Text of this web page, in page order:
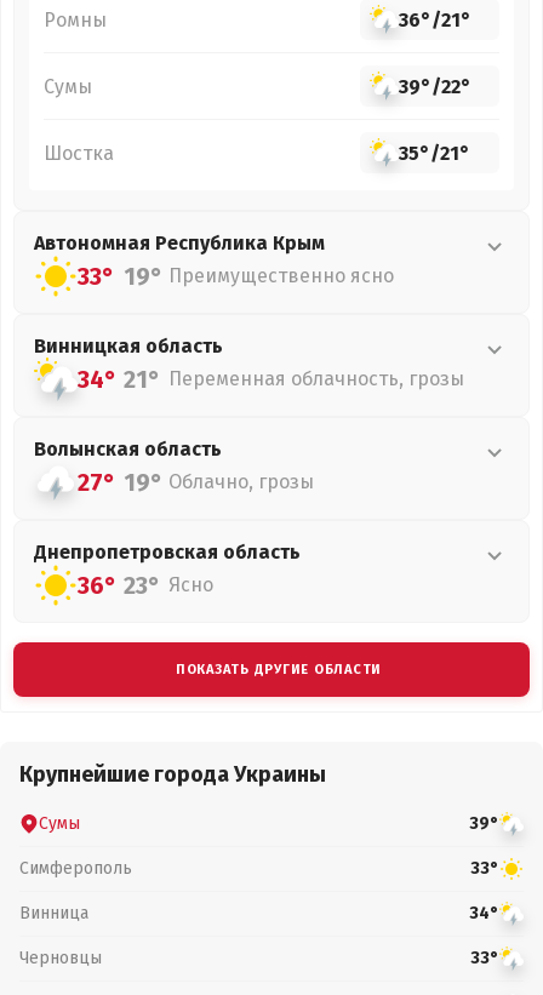
Ромны 36°/21°
Сумы 39°/22°
Шостка 35°/21°
Автономная Республика Крым
33° 19° Преимущественно ясно
Винницкая область
34° 21° Переменная облачность, грозы
Волынская область
27° 19° Облачно, грозы
Днепропетровская область
36° 23° Ясно
ПОКАЗАТЬ ДРУГИЕ ОБЛАСТИ
Крупнейшие города Украины
Сумы 39°
Симферополь 33°
Винница 34°
Черновцы 33°